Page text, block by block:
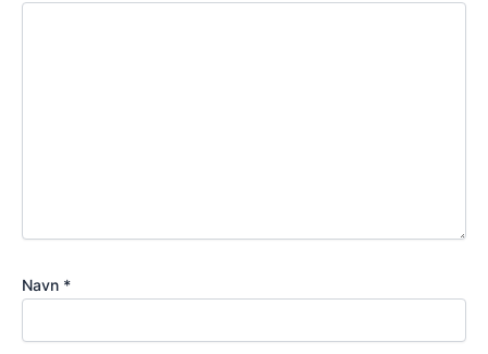
Navn *